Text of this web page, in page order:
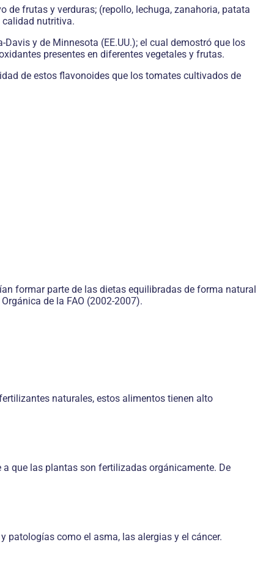
frutas y verduras; (repollo, lechuga, zanahoria, patata
calidad nutritiva.
y de Minnesota (EE.UU.); el cual demostró que los
presentes en diferentes vegetales y frutas.
de estos flavonoides que los tomates cultivados de
formar parte de las dietas equilibradas de forma natural
de la FAO (2002-2007).
naturales, estos alimentos tienen alto
que las plantas son fertilizadas orgánicamente. De
patologías como el asma, las alergias y el cáncer.